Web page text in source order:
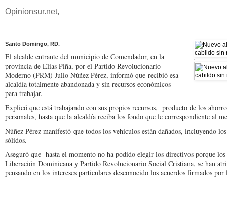
Opinionsur.net,
Santo Domingo, RD.
El alcalde entrante del municipio de Comendador, en la
provincia de Elías Piña, por el Partido Revolucionario
Moderno (PRM) Julio Núñez Pérez, informó que recibió esa
alcaldía totalmente abandonada y sin recursos económicos
para trabajar.
Explicó que está trabajando con sus propios recursos, producto de los
personales, hasta que la alcaldía reciba los fondo que le correspondiente al
Núñez Pérez manifestó que todos los vehículos están dañados, incluyendo
sólidos.
Aseguró que hasta el momento no ha podido elegir los directivos porque
Liberación Dominicana y Partido Revolucionario Social Cristiana, se han
pensando en los intereses particulares desconocido los acuerdos firmados